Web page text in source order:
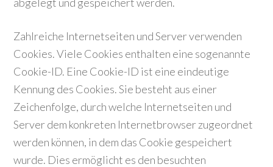
Zahlreiche Internetseiten und Server verwenden
Cookies. Viele Cookies enthalten eine sogenannte
Cookie-ID. Eine Cookie-ID ist eine eindeutige
Kennung des Cookies. Sie besteht aus einer
Zeichenfolge, durch welche Internetseiten und
Server dem konkreten Internetbrowser zugeordnet
werden können, in dem das Cookie gespeichert
wurde. Dies ermöglicht es den besuchten